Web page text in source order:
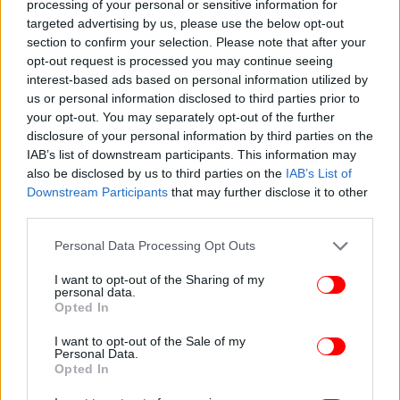
processing of your personal or sensitive information for
targeted advertising by us, please use the below opt-out
section to confirm your selection. Please note that after your
opt-out request is processed you may continue seeing
interest-based ads based on personal information utilized by
us or personal information disclosed to third parties prior to
your opt-out. You may separately opt-out of the further
disclosure of your personal information by third parties on the
IAB’s list of downstream participants. This information may
also be disclosed by us to third parties on the IAB’s List of
Downstream Participants that may further disclose it to other
Please note that this website/app uses one or more Google
not limited to your visit or usage behaviour. You may click to
grant or deny consent to Google and its third-party tags to
use your data for below specified purposes in below Google
consent section.
Personal Data Processing Opt Outs
I want to opt-out of the Sharing of my
personal data.
Opted In
I want to opt-out of the Sale of my
Personal Data.
Opted In
όσοι συνταξιούχοι δεν είδαν καμία από τις
αυξήσεις. Πρόκειται για 120.000 περίπου
συνταξιούχους (περίπου το 5% του συνόλου) με
προσωπική διαφορά και με άθροισμα κύριων
συντάξεων που κυμαίνεται μεταξύ 800 ευρώ-1.000
ευρώ τον μήνα. Αυτοί οι συνταξιούχοι θα λάβουν
έκτακτη ενίσχυση 300 ευρώ.